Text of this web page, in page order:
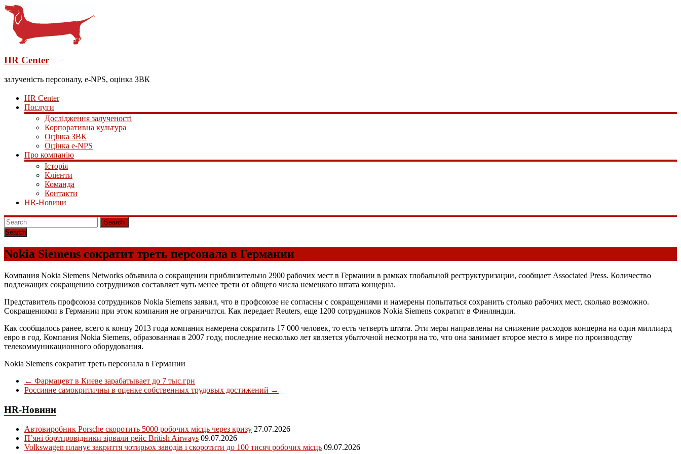
HR Center
залученість персоналу, e-NPS, оцінка ЗВК
HR Center
Послуги
Дослідження залученості
Корпоративна культура
Оцінка ЗВК
Оцінка e-NPS
Про компанію
Історія
Клієнти
Команда
Контакти
HR-Новини
Search
Nokia Siemens сократит треть персонала в Германии
Компания Nokia Siemens Networks объявила о сокращении приблизительно 2900 рабочих мест в Германии в рамках глобальной реструктуризации, сообщает Associated Press. Количество
подлежащих сокращению сотрудников составляет чуть менее трети от общего числа немецкого штата концерна.
Представитель профсоюза сотрудников Nokia Siemens заявил, что в профсоюзе не согласны с сокращениями и намерены попытаться сохранить столько рабочих мест, сколько возможно.
Сокращениями в Германии при этом компания не ограничится. Как передает Reuters, еще 1200 сотрудников Nokia Siemens сократит в Финляндии.
Как сообщалось ранее, всего к концу 2013 года компания намерена сократить 17 000 человек, то есть четверть штата. Эти меры направлены на снижение расходов концерна на один миллиард
евро в год. Компания Nokia Siemens, образованная в 2007 году, последние несколько лет является убыточной несмотря на то, что она занимает второе место в мире по производству
телекоммуникационного оборудования.
Nokia Siemens сократит треть персонала в Германии
← Фармацевт в Киеве зарабатывает до 7 тыс.грн
Россияне самокритичны в оценке собственных трудовых достижений →
HR-Новини
Автовиробник Porsche скоротить 5000 робочих місць через кризу 27.07.2026
П’яні бортпровідники зірвали рейс British Airways 09.07.2026
Volkswagen планує закриття чотирьох заводів і скоротити до 100 тисяч робочих місць 09.07.2026